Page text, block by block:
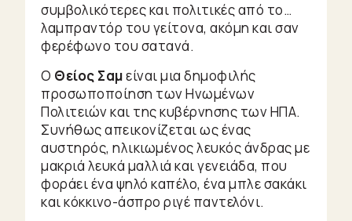
συμβολικότερες και πολιτικές από το…
λαμπραντόρ του γείτονα, ακόμη και σαν
φερέφωνο του σατανά.
Ο Θείος Σαμείναι μια δημοφιλής
προσωποποίηση των Ηνωμένων
Πολιτειών και της κυβέρνησης των ΗΠΑ.
Συνήθως απεικονίζεται ως ένας
αυστηρός, ηλικιωμένος λευκός άνδρας με
μακριά λευκά μαλλιά και γενειάδα, που
φοράει ένα ψηλό καπέλο, ένα μπλε σακάκι
και κόκκινο-άσπρο ριγέ παντελόνι.